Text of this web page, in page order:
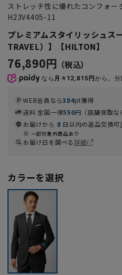
ストレッチ性に優れたコンフォー
H23V4405-11
プレミアムスタイリッシュス
TRAVEL）】【HILTON】
76,890円
なら 月々12,815円から。
WEB会員なら384pt獲得
送料 全国一律550円（店舗受取な
お届けから 8 日以内の返品交換可
一部対象外商品あり
お届け日を調べる詳細
カラーを選択